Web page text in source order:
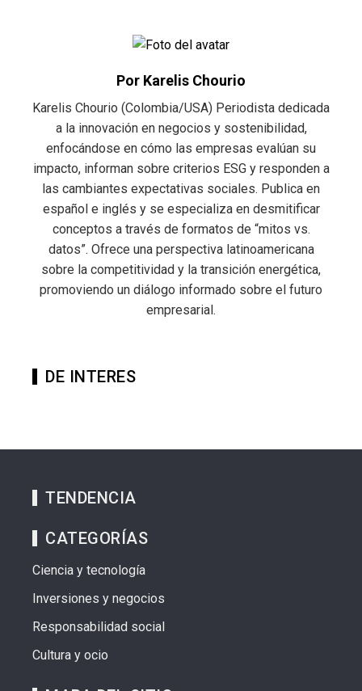
Por Karelis Chourio
Karelis Chourio (Colombia/USA) Periodista dedicada
a la innovación en negocios y sostenibilidad,
enfocándose en cómo las empresas evalúan su
impacto, informan sobre criterios ESG y responden a
las cambiantes expectativas sociales. Publica en
español e inglés y se especializa en desmitificar
conceptos a través de formatos de “mitos vs.
datos”. Ofrece una perspectiva latinoamericana
sobre la competitividad y la transición energética,
promoviendo un diálogo informado sobre el futuro
empresarial.
DE INTERES
TENDENCIA
CATEGORÍAS
Ciencia y tecnología
Inversiones y negocios
Responsabilidad social
Cultura y ocio